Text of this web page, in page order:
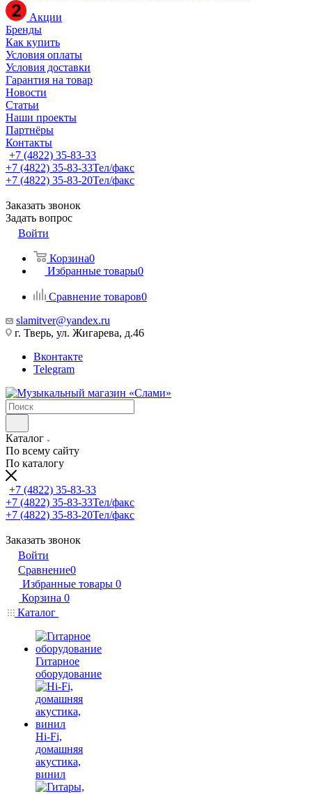
Акции
Бренды
Как купить
Условия оплаты
Условия доставки
Гарантия на товар
Новости
Статьи
Наши проекты
Партнёры
Контакты
+7 (4822) 35-83-33
+7 (4822) 35-83-33Тел/факс
+7 (4822) 35-83-20Тел/факс
Заказать звонок
Задать вопрос
Войти
Корзина0
Избранные товары0
Сравнение товаров0
slamitver@yandex.ru
г. Тверь, ул. Жигарева, д.46
Вконтакте
Telegram
Каталог
По всему сайту
По каталогу
+7 (4822) 35-83-33
+7 (4822) 35-83-33Тел/факс
+7 (4822) 35-83-20Тел/факс
Заказать звонок
Войти
Сравнение0
Избранные товары 0
Корзина 0
Каталог
Гитарное
оборудование
Hi-Fi,
домашняя
акустика,
винил